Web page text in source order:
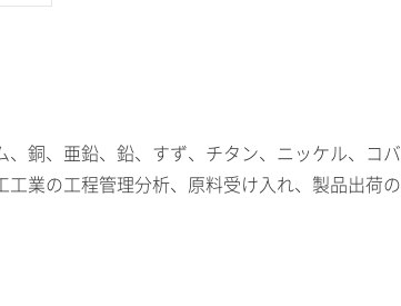
銅、亜鉛、鉛、すず、チタン、ニッケル、
業の工程管理分析、原料受け入れ、製品出荷